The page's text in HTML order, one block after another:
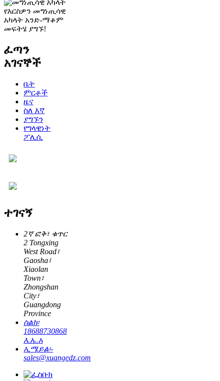
የእርስዎን መግነጢሳዊ
አካላት አንድ-ማቆም
መፍትሄ ያግኙ!
ፈጣን
አገናኞች
ቤት
ምርቶች
ዜና
ስለ እኛ
ያግኙን
የግላዊነት
ፖሊሲ
ተገናኝ
2ኛ ፎቅ፣ ቁጥር
2 Tongxing
West Road፣
Gaosha፣
Xiaolan
Town፣
Zhongshan
City፣
Guangdong
Province
ስልክ፡
18688730868
እ.ኤ.አ
ኢሜይል፡-
sales@xuangedz.com